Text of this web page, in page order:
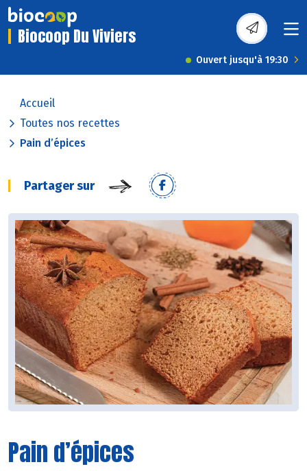
Biocoop Du Viviers
Ouvert jusqu'à 19:30
Accueil
Toutes nos recettes
Pain d’épices
Partager sur
Pain d’épices